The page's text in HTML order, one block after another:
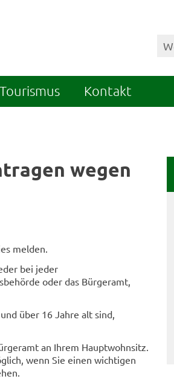
Tourismus Kontakt
wegen
melden.
bei jeder
oder das Bürgeramt,
über 16 Jahre alt sind,
an Ihrem Hauptwohnsitz.
wenn Sie einen wichtigen